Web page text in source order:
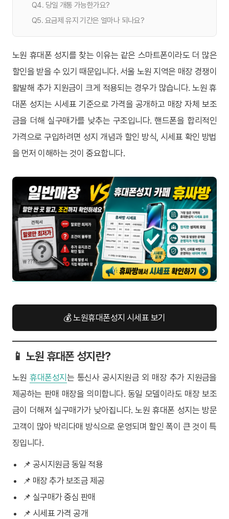
Q4. 당일 개통 가능한가요?
Q5. 요금제 유지 기간은 얼마나 되나요?
노원 휴대폰 성지를 찾는 이유는 같은 스마트폰이라도 더 많은
할인을 받을 수 있기 때문입니다. 서울 노원 지역은 매장 경쟁이
활발해 추가 지원금이 크게 적용되는 경우가 많습니다. 노원 휴
대폰 성지는 시세표 기준으로 가격을 공개하고 매장 자체 보조
금을 더해 실구매가를 낮추는 구조입니다. 핸드폰을 합리적인
가격으로 구입하려면 성지 개념과 할인 방식, 시세표 확인 방법
을 먼저 이해하는 것이 중요합니다.
💰 노원휴대폰성지 시세표 보기
📱 노원 휴대폰 성지란?
노원휴대폰성지 는 통신사 공시지원금 외 매장 추가 지원금을
제공하는 판매 매장을 의미합니다. 동일 모델이라도 매장 보조
금이 더해져 실구매가가 낮아집니다. 노원 휴대폰 성지는 방문
고객이 많아 박리다매 방식으로 운영되며 할인 폭이 큰 것이 특
징입니다.
📌 공시지원금 동일 적용
📌 매장 추가 보조금 제공
📌 실구매가 중심 판매
📌 시세표 가격 공개